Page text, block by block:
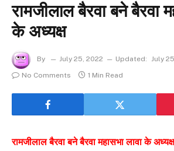
रामजीलाल बैरवा बने बैरवा
के अध्यक्ष
By July 25, 2022 Updated: July
No Comments
1 Min Read
रामजीलाल बैरवा बने बैरवा महासभा लावा के अध्यक्ष